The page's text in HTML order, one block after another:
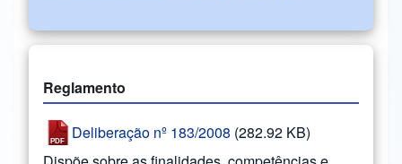
Reglamento
Deliberação nº 183/2008 (282.92 KB)